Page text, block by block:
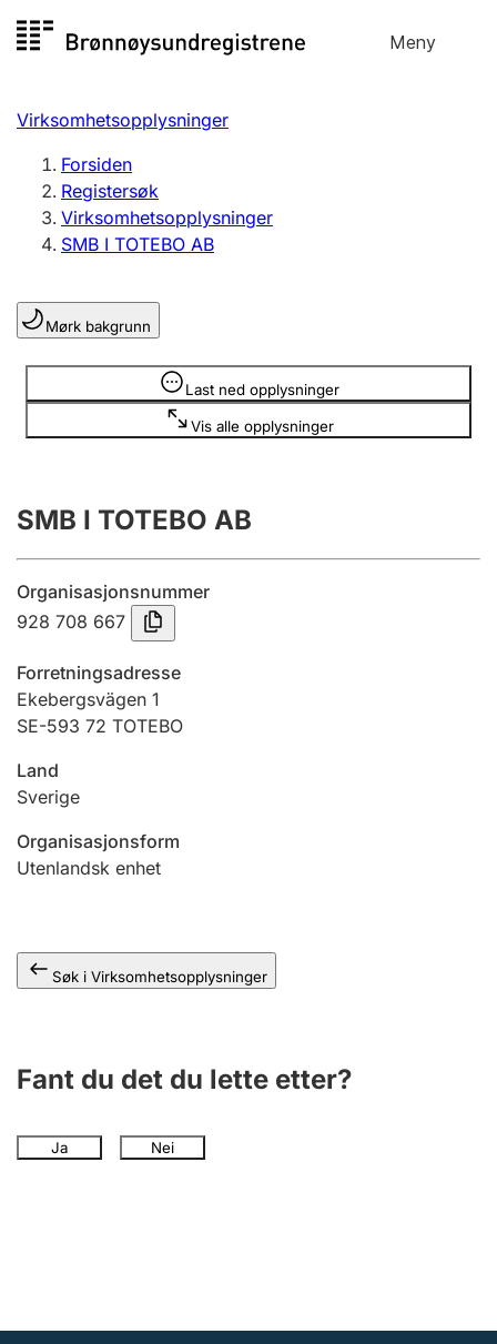
til
Meny
Registersøk
Aksjeselskap
Enkeltpersonforetak
Registrere, endre, slette
Lag og forening
Registrere, endre, slette
Årsregnskap
Innsending og forsinkelsesgebyr
Jeger
Ektepaktveileder
Virksomhetsopplysninger
Forsiden
Registersøk
Virksomhetsopplysninger
SMB I TOTEBO AB
Mørk bakgrunn
Last ned opplysninger
Vis alle opplysninger
Opplysninger er skjult
SMB I TOTEBO AB
Organisasjonsnummer
928 708 667
Forretningsadresse
Ekebergsvägen 1
SE-593 72 TOTEBO
Land
Sverige
Organisasjonsform
Utenlandsk enhet
Søk i Virksomhetsopplysninger
Fant du det du lette etter?
Ja Nei